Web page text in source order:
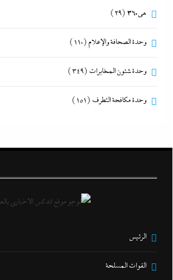
هى360 (29)
وحدة الصحافة والإعلام(110)
وحدة شئون المخابرات (349)
وحدة مكافحة التطرف (151)
الرئيس
القوات المسلحة